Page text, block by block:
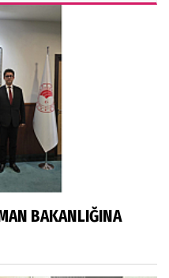
BAKANLIĞINA